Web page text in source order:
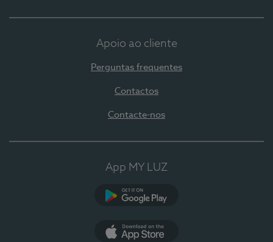
Apoio ao cliente
Perguntas frequentes
Contactos
Contacte-nos
App MY LUZ